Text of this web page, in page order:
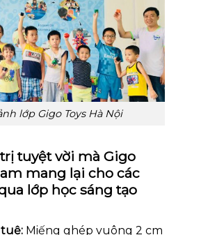
lớp Gigo Toys Hà Nội
tuyệt vời mà Gigo
mang lại cho các
lớp học sáng tạo
Miếng ghép vuông 2 cm